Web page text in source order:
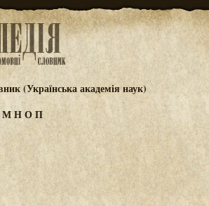
(Українська академія наук)
МНОП